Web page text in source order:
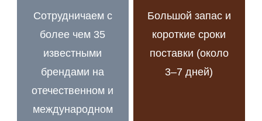
Сотрудничаем с
более чем 35
известными
брендами на
отечественном и
международном
Большой запас и
короткие сроки
поставки (около
3–7 дней)